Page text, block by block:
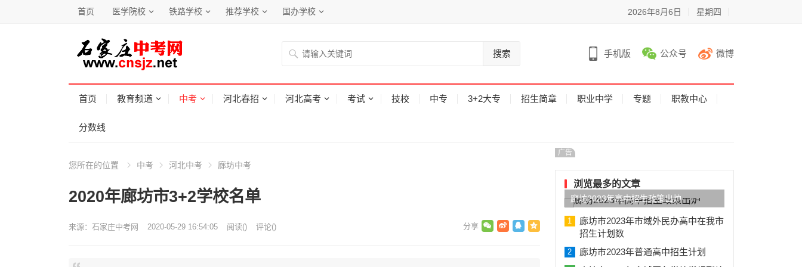
首页 医学院校 铁路学校 推荐学校 国办学校 2026年8月6日 星期四
搜索 手机版 公众号 微博
首页 教育频道 中考 河北春招 河北高考 考试 技校 中专 3+2大专 招生简章 职业中学 专题 职教中心
分数线
您所在的位置 中考 河北中考 廊坊中考
2020年廊坊市3+2学校名单
来源： 石家庄中考网 2020-05-29 16:54:05 阅读() 评论()
广告
浏览最多的文章
廊坊2023年高中招生政策出炉
1
廊坊市2023年市域外民办高中在我市
招生计划数
2 廊坊市2023年普通高中招生计划